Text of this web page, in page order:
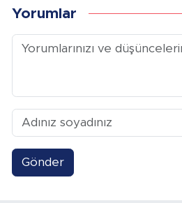
Yorumlar
Gönder